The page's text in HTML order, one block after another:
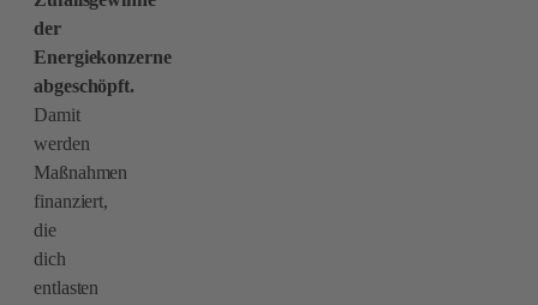
der
Energiekonzerne
abgeschöpft.
Damit
werden
Maßnahmen
finanziert,
die
dich
entlasten